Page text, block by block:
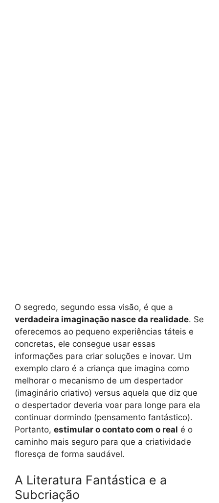
O segredo, segundo essa visão, é que a
verdadeira imaginação nasce da realidade. Se
oferecemos ao pequeno experiências táteis e
concretas, ele consegue usar essas
informações para criar soluções e inovar. Um
exemplo claro é a criança que imagina como
melhorar o mecanismo de um despertador
(imaginário criativo) versus aquela que diz que
o despertador deveria voar para longe para ela
continuar dormindo (pensamento fantástico).
Portanto, estimular o contato com o real é o
caminho mais seguro para que a criatividade
floresça de forma saudável.
A Literatura Fantástica e a
Subcriação